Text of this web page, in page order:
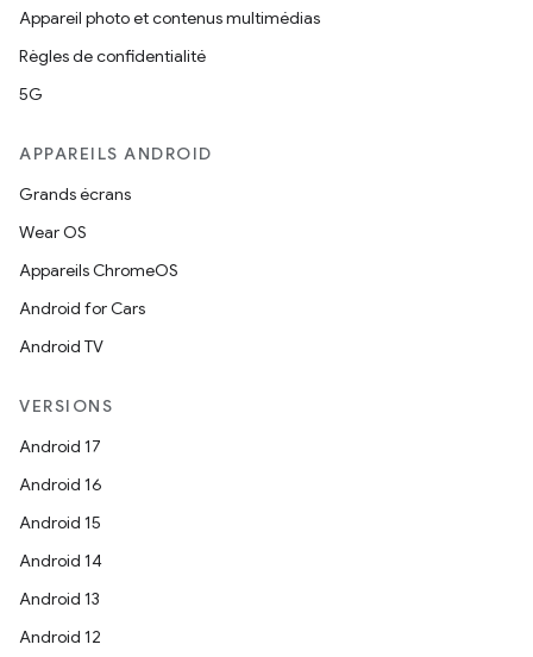
Appareil photo et contenus multimédias
Règles de confidentialité
5G
APPAREILS ANDROID
Grands écrans
Wear OS
Appareils ChromeOS
Android for Cars
Android TV
VERSIONS
Android 17
Android 16
Android 15
Android 14
Android 13
Android 12